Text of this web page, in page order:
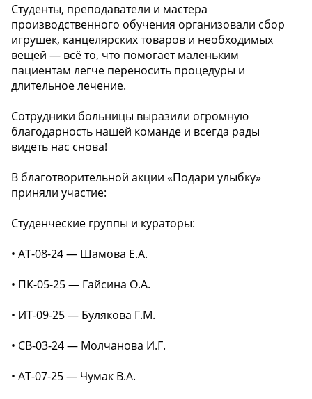
Студенты, преподаватели и мастера
производственного обучения организовали сбор
игрушек, канцелярских товаров и необходимых
вещей — всё то, что помогает маленьким
пациентам легче переносить процедуры и
длительное лечение.
Сотрудники больницы выразили огромную
благодарность нашей команде и всегда рады
видеть нас снова!
В благотворительной акции «Подари улыбку»
приняли участие:
Студенческие группы и кураторы:
• АТ-08-24 — Шамова Е.А.
• ПК-05-25 — Гайсина О.А.
• ИТ-09-25 — Булякова Г.М.
• СВ-03-24 — Молчанова И.Г.
• АТ-07-25 — Чумак В.А.